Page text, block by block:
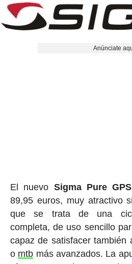
Anúnciate
El nuevo Sigma Pure GPS
89,95 euros, muy atractivo
que se trata de una
completa, de uso sencillo
capaz de satisfacer también
o mtb más avanzados. La